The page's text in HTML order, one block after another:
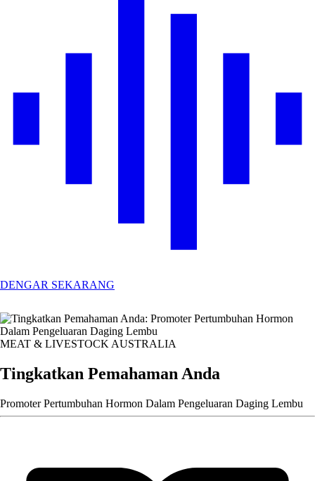
DENGAR SEKARANG
MEAT & LIVESTOCK AUSTRALIA
Tingkatkan Pemahaman Anda
Promoter Pertumbuhan Hormon Dalam Pengeluaran Daging Lembu